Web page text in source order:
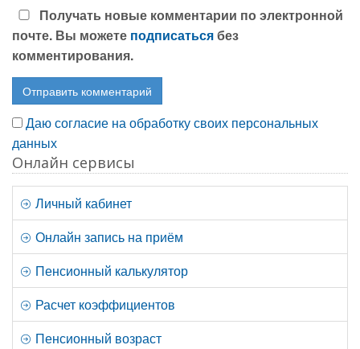
Получать новые комментарии по электронной
почте. Вы можете подписатьсябез
комментирования.
Даю согласие на обработку своих персональных
данных
Онлайн сервисы
Личный кабинет
Онлайн запись на приём
Пенсионный калькулятор
Расчет коэффициентов
Пенсионный возраст